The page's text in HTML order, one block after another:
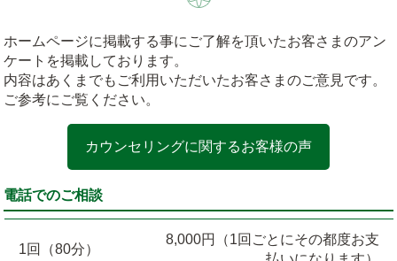
ホームページに掲載する事にご了解を頂いたお客さまのアン
ケートを掲載しております。
内容はあくまでもご利用いただいたお客さまのご意見です。
ご参考にご覧ください。
カウンセリングに関するお客様の声
電話でのご相談
1回（80分）
8,000円（1回ごとにその都度お支